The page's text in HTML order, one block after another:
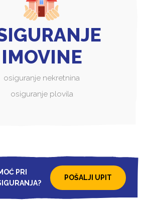
IMOVINE
osiguranje nekretnina
osiguranje plovila
PRI
POŠALJI UPIT